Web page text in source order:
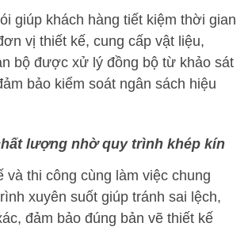
giúp khách hàng tiết kiệm thời gian
vị thiết kế, cung cấp vật liệu,
bộ được xử lý đồng bộ từ khảo sát
bảo kiểm soát ngân sách hiệu
lượng nhờ quy trình khép kín
và thi công cùng làm việc chung
xuyên suốt giúp tránh sai lệch,
đảm bảo đúng bản vẽ thiết kế